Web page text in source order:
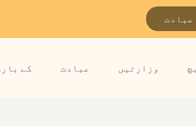
عبادت
کے عبادت وزارتیں